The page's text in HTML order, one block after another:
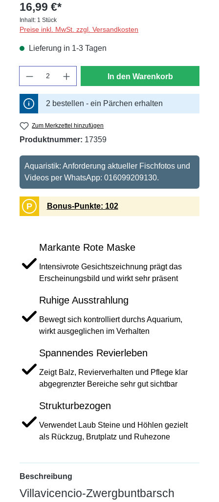
16,99 €*
Inhalt: 1 Stück
Preise inkl. MwSt. zzgl. Versandkosten
Lieferung in 1-3 Tagen
In den Warenkorb
2 bestellen - ein Pärchen erhalten
Zum Merkzettel hinzufügen
Produktnummer: 17359
Aquaristik: Anforderung aktueller Fischfotos und
Videos per WhatsApp: 016099209130.
P Bonus-Punkte: 102
Markante Rote Maske
Intensivrote Gesichtszeichnung prägt das
Erscheinungsbild und wirkt sehr präsent
Ruhige Ausstrahlung
Bewegt sich kontrolliert durchs Aquarium,
wirkt ausgeglichen im Verhalten
Spannendes Revierleben
Zeigt Balz, Revierverhalten und Pflege klar
abgegrenzter Bereiche sehr gut sichtbar
Strukturbezogen
Verwendet Laub Steine und Höhlen gezielt
als Rückzug, Brutplatz und Ruhezone
Beschreibung
Villavicencio-Zwergbuntbarsch